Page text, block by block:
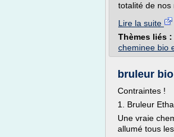
totalité de nos
Lire la suite
Thèmes liés :
cheminee bio
bruleur
Contraintes !
1. Bruleur
Une vraie
allumé tous